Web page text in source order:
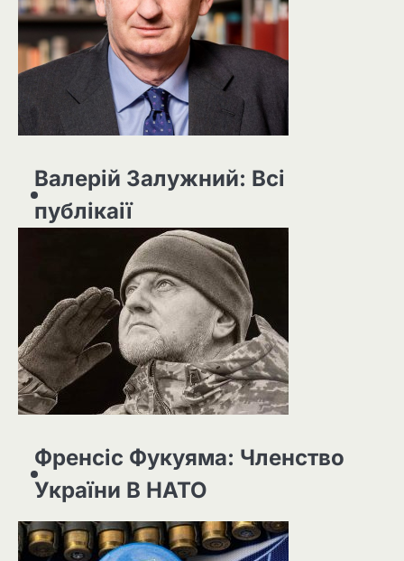
Валерій Залужний: Всі
публікаії
Френсіс Фукуяма: Членство
України В НАТО